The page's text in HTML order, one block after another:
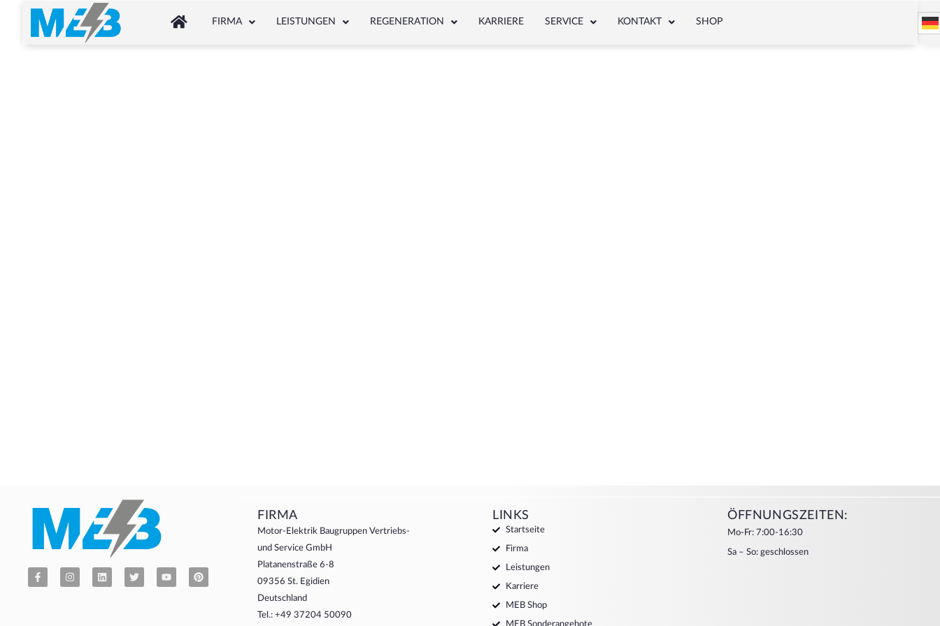
FIRMA LEISTUNGEN REGENERATION KARRIERE SERVICE KONTAKT SHOP
FIRMA
Motor-Elektrik Baugruppen Vertriebs-
und Service GmbH
Platanenstraße 6-8
09356 St. Egidien
Deutschland
Tel.: +49 37204 50090
LINKS
Startseite
Firma
Leistungen
Karriere
MEB Shop
ÖFFNUNGSZEITEN:
Mo-Fr: 7:00-16:30
Sa – So: geschlossen